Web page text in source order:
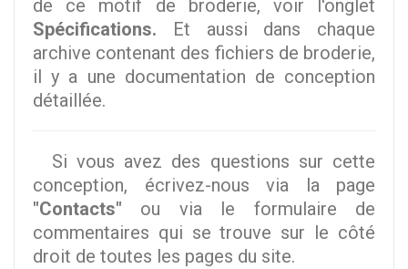
de ce motif de broderie, voir l'onglet
Spécifications. Et aussi dans chaque
archive contenant des fichiers de broderie,
il y a une documentation de conception
détaillée.
Si vous avez des questions sur cette
conception, écrivez-nous via la page
"Contacts" ou via le formulaire de
commentaires qui se trouve sur le côté
droit de toutes les pages du site.